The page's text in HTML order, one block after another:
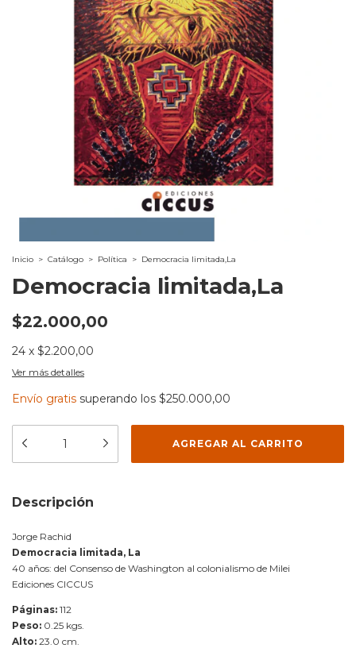
Inicio > Catálogo > Política > Democracia limitada,La
Democracia limitada,La
$22.000,00
24 x $2.200,00
Ver más detalles
Envío gratis superando los $250.000,00
Descripción
Jorge Rachid
Democracia limitada, La
40 años: del Consenso de Washington al colonialismo de Milei
Ediciones CICCUS
Páginas: 112
Peso: 0.25 kgs.
Alto: 23.0 cm.